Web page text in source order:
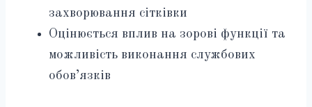
захворювання сітківки
Оцінюється вплив на зорові функції та
можливість виконання службових
обов’язків